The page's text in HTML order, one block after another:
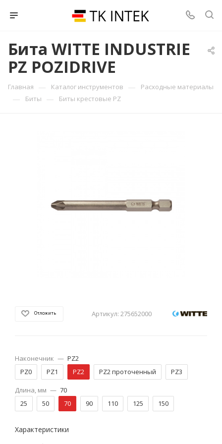
Бита WITTE INDUSTRIE
PZ POZIDRIVE
Главная — Каталог инструментов — Расходные материалы
— Биты — Биты крестовые PZ
Отложить Артикул: 275652000
Наконечник — PZ2
PZ0
PZ1 PZ2 PZ2 проточенный PZ3
Длина, мм — 70
25
50 70 90 110 125 150
Характеристики